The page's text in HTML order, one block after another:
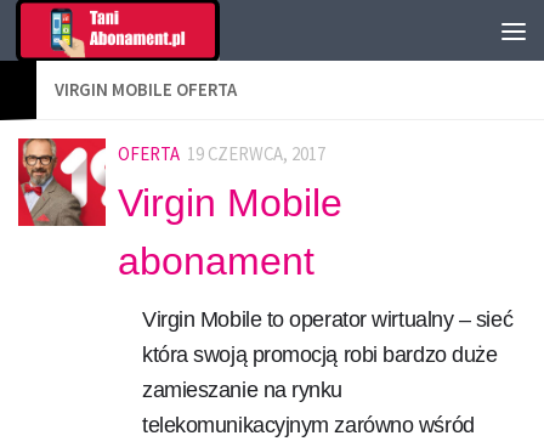
VIRGIN MOBILE OFERTA
OFERTA 19 CZERWCA, 2017
Virgin Mobile
abonament
Virgin Mobile to operator wirtualny – sieć
która swoją promocją robi bardzo duże
zamieszanie na rynku
telekomunikacyjnym zarówno wśród